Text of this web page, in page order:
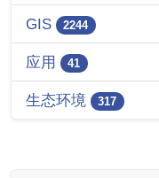
GIS 2244
应用 41
生态环境 317